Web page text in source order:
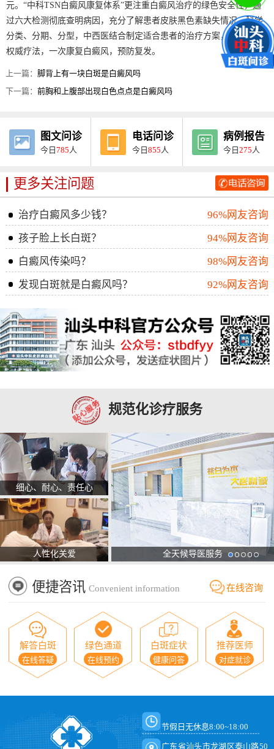
元。“中科TSN白癜风康复体系”更注重白癜风治疗的绿色安全性，通
过六大检测彻底查明病因，充分了解患者皮肤黑色素缺失情况，科学
分类、分期、分型，中西医结合制定适合患者的治疗方案，采用九大
权威疗法，一次康复白癜风，预防复发。
上一篇：脚背上有一块白斑是白癜风吗
下一篇：前胸和上腹部出现白色点点是白癜风吗
图文问诊
今日785 人
电话问诊
今日855 人
病例报告
今日275 人
更多关注问题
治疗白癜风多少钱？
96%网友咨询
孩子脸上长白斑？
94%网友咨询
白癜风传染吗？
98%网友咨询
发现白斑就是白癜风吗？
92%网友咨询
规范化诊疗服务
细心、耐心、责任心
人性化关爱 全天候导医服务
便捷咨讯 Convenient information 在线咨询
解答白斑
在线答疑
绿色通道
在线预约
白斑症状
健康问答
推荐医师
对症就诊
节假日无休息8:00~18:00
广东省汕头市龙湖区泰山路50